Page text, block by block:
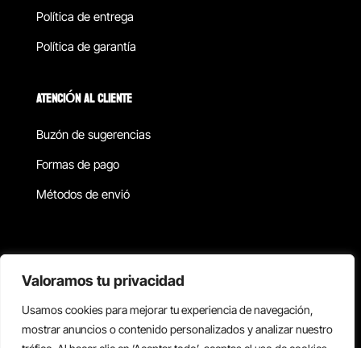
Valoramos tu privacidad
Usamos cookies para mejorar tu experiencia de navegación,
mostrar anuncios o contenido personalizados y analizar nuestro
Política de entrega
Política de garantía
ATENCIÓN AL CLIENTE
Buzón de sugerencias
Formas de pago
Métodos de envió
Copyright © 2026 Reisix. Todos los derechos reservados.